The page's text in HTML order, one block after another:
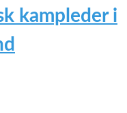
kampleder i